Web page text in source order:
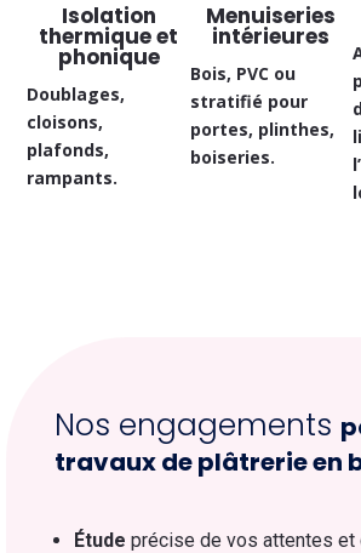
Isolation
thermique et
phonique
Doublages,
cloisons,
plafonds,
rampants.
Menuiseries
intérieures
Bois, PVC ou
stratifié pour
portes, plinthes,
boiseries.
Nos engagements
travaux de plâtrerie en
Étude précise de vos attentes et